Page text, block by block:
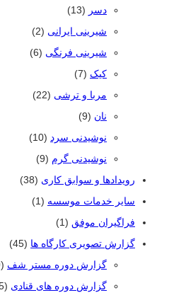
دسر (13)
شیرینی ایرانی (2)
شیرینی فرنگی (6)
کیک (7)
مربا و ترشی (22)
نان (9)
نوشیدنی سرد (10)
نوشیدنی گرم (9)
رویدادها و سوابق کاری (38)
سایر خدمات موسسه (1)
فراگیران موفق (1)
گزارش تصویری کارگاه ها (45)
گزارش دوره مستر شف (29)
گزارش دوره های قنادی (15)